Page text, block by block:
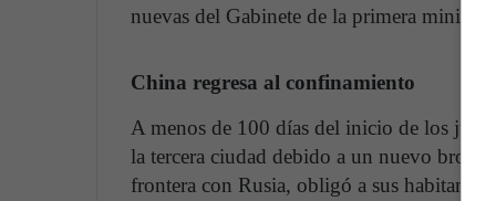
nuevas del Gabinete de la primera
China regresa al confinamiento
A menos de 100 días del inicio de los
la tercera ciudad debido a un nuevo brote
frontera con Rusia, obligó a sus habitantes